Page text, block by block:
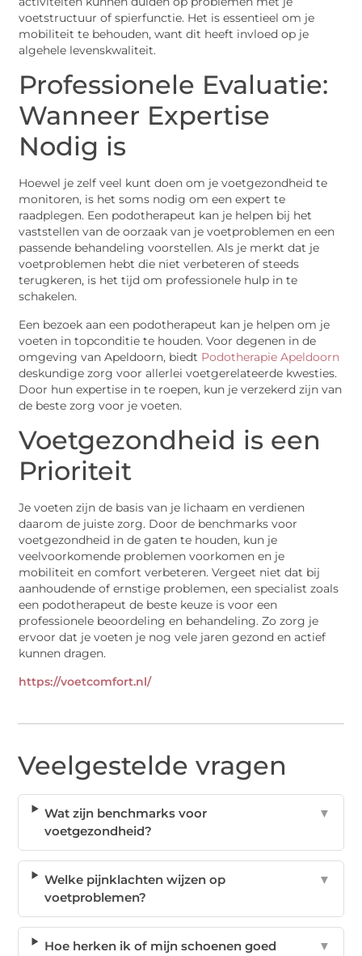
voetstructuur of spierfunctie. Het is essentieel om je
mobiliteit te behouden, want dit heeft invloed op je
algehele levenskwaliteit.
Professionele Evaluatie:
Wanneer Expertise
Nodig is
Hoewel je zelf veel kunt doen om je voetgezondheid te
monitoren, is het soms nodig om een expert te
raadplegen. Een podotherapeut kan je helpen bij het
vaststellen van de oorzaak van je voetproblemen en een
passende behandeling voorstellen. Als je merkt dat je
voetproblemen hebt die niet verbeteren of steeds
terugkeren, is het tijd om professionele hulp in te
schakelen.
Een bezoek aan een podotherapeut kan je helpen om je
voeten in topconditie te houden. Voor degenen in de
omgeving van Apeldoorn, biedt Podotherapie Apeldoorn
deskundige zorg voor allerlei voetgerelateerde kwesties.
Door hun expertise in te roepen, kun je verzekerd zijn van
de beste zorg voor je voeten.
Voetgezondheid is een
Prioriteit
Je voeten zijn de basis van je lichaam en verdienen
daarom de juiste zorg. Door de benchmarks voor
voetgezondheid in de gaten te houden, kun je
veelvoorkomende problemen voorkomen en je
mobiliteit en comfort verbeteren. Vergeet niet dat bij
aanhoudende of ernstige problemen, een specialist zoals
een podotherapeut de beste keuze is voor een
professionele beoordeling en behandeling. Zo zorg je
ervoor dat je voeten je nog vele jaren gezond en actief
kunnen dragen.
https://voetcomfort.nl/
Veelgestelde vragen
Wat zijn benchmarks voor
voetgezondheid?
▼
Welke pijnklachten wijzen op
voetproblemen?
▼
Hoe herken ik of mijn schoenen goed ▼